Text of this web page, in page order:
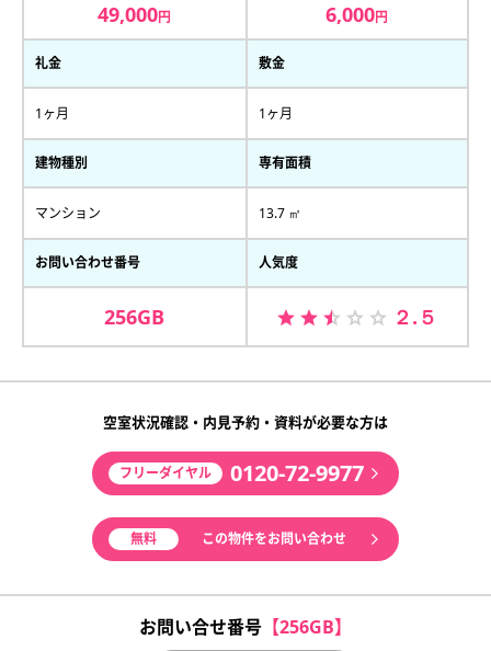
49,000円 6,000円
礼金
1ヶ月
敷金
1ヶ月
建物種別
マンション
専有面積
13.7 ㎡
お問い合わせ番号
256GB
人気度
２.５
空室状況確認・内見予約・資料が必要な方は
フリーダイヤル 0120-72-9977
無料 この物件をお問い合わせ
お問い合せ番号 【256GB】